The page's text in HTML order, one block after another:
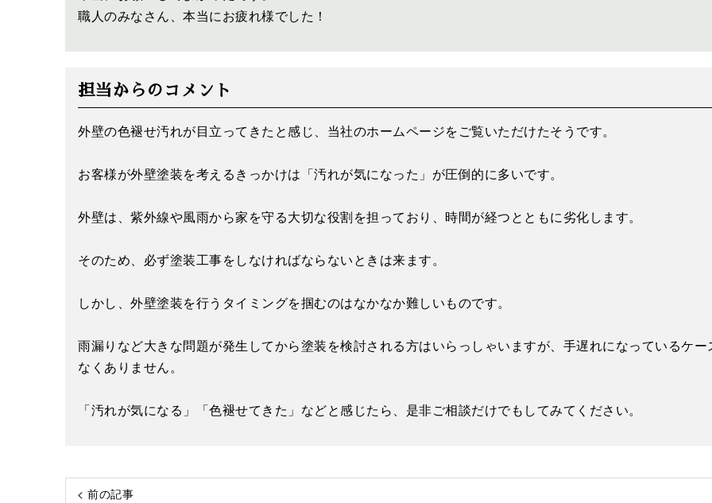
職人のみなさん、本当にお疲れ様でした！
担当からのコメント
外壁の色褪せ汚れが目立ってきたと感じ、当社のホームページをご覧いただけたそうです。
お客様が外壁塗装を考えるきっかけは「汚れが気になった」が圧倒的に多いです。
外壁は、紫外線や風雨から家を守る大切な役割を担っており、時間が経つとともに劣化します。
そのため、必ず塗装工事をしなければならないときは来ます。
しかし、外壁塗装を行うタイミングを掴むのはなかなか難しいものです。
雨漏りなど大きな問題が発生してから塗装を検討される方はいらっしゃいますが、手遅れになっているケー
なくありません。
「汚れが気になる」「色褪せてきた」などと感じたら、是非ご相談だけでもしてみてください。
< 前の記事